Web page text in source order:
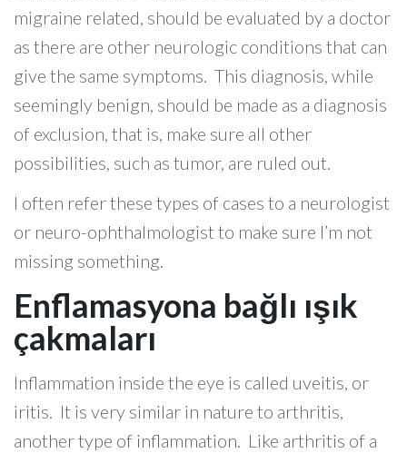
migraine related, should be evaluated by a doctor
as there are other neurologic conditions that can
give the same symptoms. This diagnosis, while
seemingly benign, should be made as a diagnosis
of exclusion, that is, make sure all other
possibilities, such as tumor, are ruled out.
I often refer these types of cases to a neurologist
or neuro-ophthalmologist to make sure I’m not
missing something.
Enflamasyona bağlı ışık
çakmaları
Inflammation inside the eye is called uveitis, or
iritis. It is very similar in nature to arthritis,
another type of inflammation. Like arthritis of a